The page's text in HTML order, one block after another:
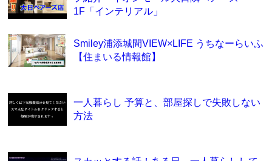
1F「インテリアル」
Smiley浦添城間VIEW×LIFE うちなーらいふ
【住まいる情報館】
一人暮らし 予算と、部屋探しで失敗しない
方法